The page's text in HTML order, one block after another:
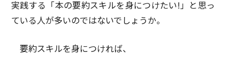
実践する「本の要約スキルを身につけたい!」と思っ
ている人が多いのではないでしょうか。
要約スキルを身につければ、